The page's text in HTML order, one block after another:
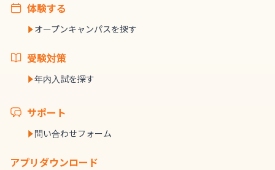
体験する
オープンキャンパスを探す
受験対策
年内入試を探す
サポート
問い合わせフォーム
アプリダウンロード